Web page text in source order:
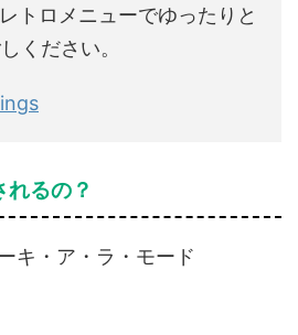
トロメニューでゆったりと
ください。
れるの？
キ・ア・ラ・モード